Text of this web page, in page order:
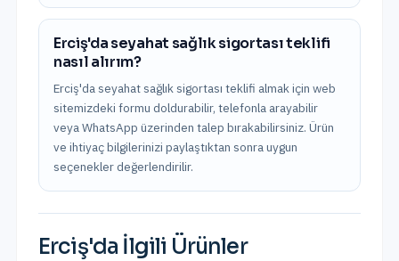
Erciş'da seyahat sağlık sigortası teklifi
nasıl alırım?
Erciş'da seyahat sağlık sigortası teklifi almak için web
sitemizdeki formu doldurabilir, telefonla arayabilir
veya WhatsApp üzerinden talep bırakabilirsiniz. Ürün
ve ihtiyaç bilgilerinizi paylaştıktan sonra uygun
seçenekler değerlendirilir.
Erciş'da İlgili Ürünler